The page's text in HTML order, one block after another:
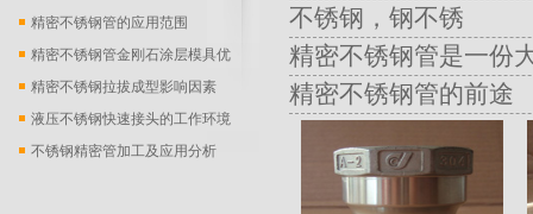
备精密不锈钢管的应用范围
精密不锈钢管金刚石涂层模具优
化..精密不锈钢拉拔成型影响因素
液压不锈钢快速接头的工作环境
不锈钢精密管加工及应用分析
不锈钢，钢不锈
精密不锈钢管是一份
精密不锈钢管的前途